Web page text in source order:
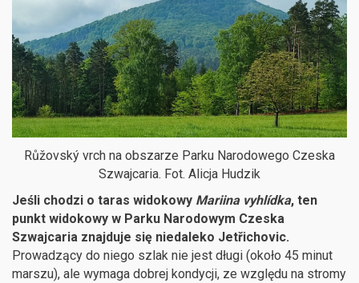
Růžovský vrch na obszarze Parku Narodowego Czeska
Szwajcaria. Fot. Alicja Hudzik
Jeśli chodzi o taras widokowy Mariina vyhlídka, ten
punkt widokowy w Parku Narodowym Czeska
Szwajcaria znajduje się niedaleko Jetřichovic.
Prowadzący do niego szlak nie jest długi (około 45 minut
marszu), ale wymaga dobrej kondycji, ze względu na stromy